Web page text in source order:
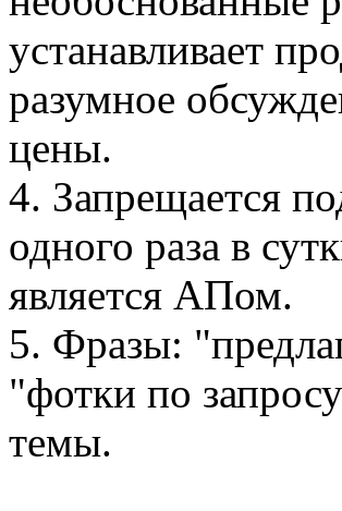
устанавливает
разумное
цены.
4. Запрещается
одного раза в
является АПом.
5. Фразы:
"фотки по
темы.